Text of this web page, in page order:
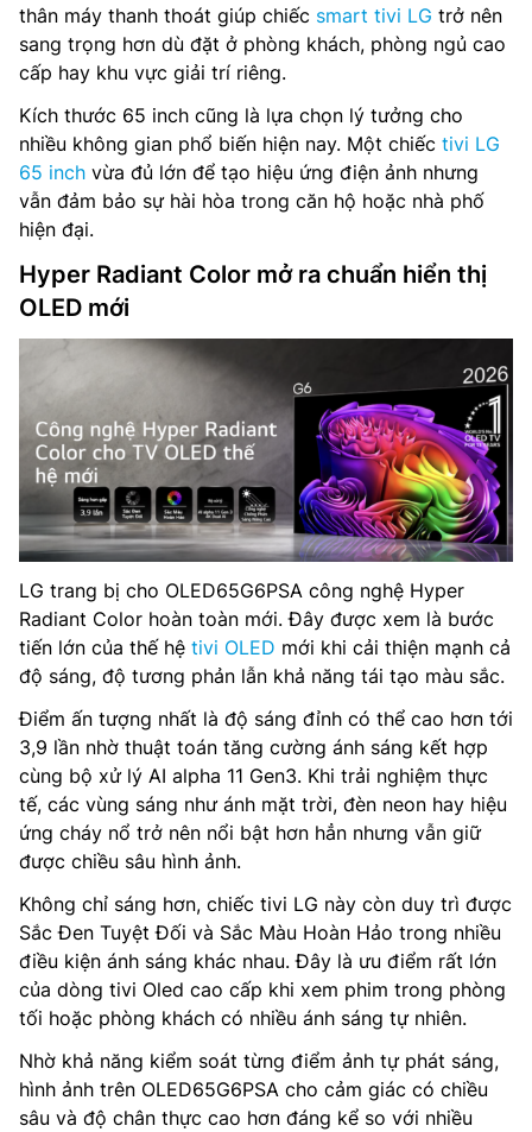
thân máy thanh thoát giúp chiếc smart tivi LG trở nên
sang trọng hơn dù đặt ở phòng khách, phòng ngủ cao
cấp hay khu vực giải trí riêng.
Kích thước 65 inch cũng là lựa chọn lý tưởng cho
nhiều không gian phổ biến hiện nay. Một chiếc tivi LG
65 inch vừa đủ lớn để tạo hiệu ứng điện ảnh nhưng
vẫn đảm bảo sự hài hòa trong căn hộ hoặc nhà phố
hiện đại.
Hyper Radiant Color mở ra chuẩn hiển thị
OLED mới
LG trang bị cho OLED65G6PSA công nghệ Hyper
Radiant Color hoàn toàn mới. Đây được xem là bước
tiến lớn của thế hệ tivi OLED mới khi cải thiện mạnh cả
độ sáng, độ tương phản lẫn khả năng tái tạo màu sắc.
Điểm ấn tượng nhất là độ sáng đỉnh có thể cao hơn tới
3,9 lần nhờ thuật toán tăng cường ánh sáng kết hợp
cùng bộ xử lý AI alpha 11 Gen3. Khi trải nghiệm thực
tế, các vùng sáng như ánh mặt trời, đèn neon hay hiệu
ứng cháy nổ trở nên nổi bật hơn hẳn nhưng vẫn giữ
được chiều sâu hình ảnh.
Không chỉ sáng hơn, chiếc tivi LG này còn duy trì được
Sắc Đen Tuyệt Đối và Sắc Màu Hoàn Hảo trong nhiều
điều kiện ánh sáng khác nhau. Đây là ưu điểm rất lớn
của dòng tivi Oled cao cấp khi xem phim trong phòng
tối hoặc phòng khách có nhiều ánh sáng tự nhiên.
Nhờ khả năng kiểm soát từng điểm ảnh tự phát sáng,
hình ảnh trên OLED65G6PSA cho cảm giác có chiều
sâu và độ chân thực cao hơn đáng kể so với nhiều